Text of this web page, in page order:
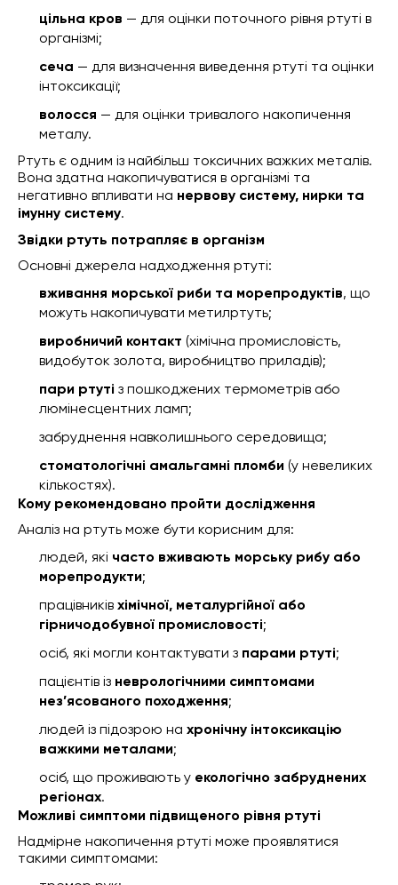
цільна кров — для оцінки поточного рівня ртуті в
організмі;
сеча — для визначення виведення ртуті та оцінки
інтоксикації;
волосся — для оцінки тривалого накопичення
металу.
Ртуть є одним із найбільш токсичних важких металів.
Вона здатна накопичуватися в організмі та
негативно впливати на нервову систему, нирки та
імунну систему.
Звідки ртуть потрапляє в організм
Основні джерела надходження ртуті:
вживання морської риби та морепродуктів, що
можуть накопичувати метилртуть;
виробничий контакт (хімічна промисловість,
видобуток золота, виробництво приладів);
пари ртуті з пошкоджених термометрів або
люмінесцентних ламп;
забруднення навколишнього середовища;
стоматологічні амальгамні пломби (у невеликих
кількостях).
Кому рекомендовано пройти дослідження
Аналіз на ртуть може бути корисним для:
людей, які часто вживають морську рибу або
морепродукти;
працівників хімічної, металургійної або
гірничодобувної промисловості;
осіб, які могли контактувати з парами ртуті;
пацієнтів із неврологічними симптомами
нез’ясованого походження;
людей із підозрою на хронічну інтоксикацію
важкими металами;
осіб, що проживають у екологічно забруднених
регіонах.
Можливі симптоми підвищеного рівня ртуті
Надмірне накопичення ртуті може проявлятися
такими симптомами: